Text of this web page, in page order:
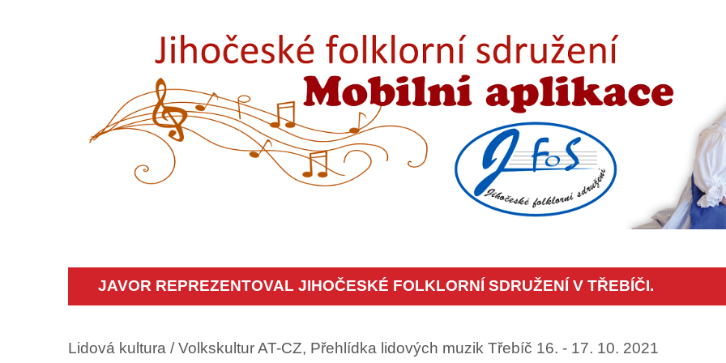
JAVOR REPREZENTOVAL JIHOČESKÉ FOLKLORNÍ SDRUŽENÍ V TŘEBÍČI.
Lidová kultura / Volkskultur AT-CZ, Přehlídka lidových muzik Třebíč 16. - 17. 10. 2021